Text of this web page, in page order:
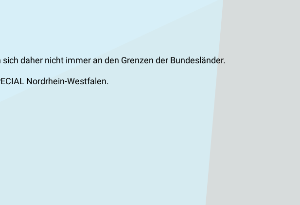
daher nicht immer an den Grenzen der Bundesländer.
Nordrhein-Westfalen.